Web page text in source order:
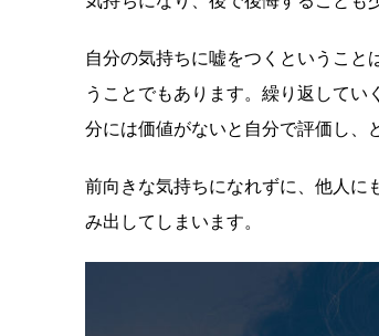
自分の気持ちに嘘をつくというこ
うことでもあります。繰り返して
分には価値がないと自分で評価し、
前向きな気持ちになれずに、他人に
み出してしまいます。